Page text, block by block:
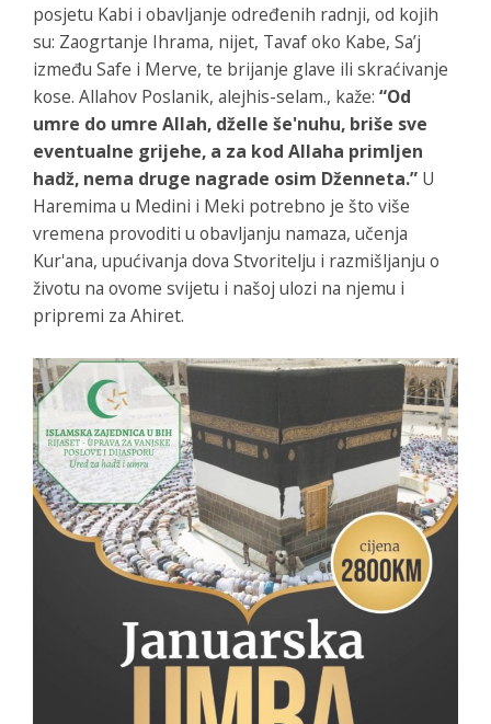
posjetu Kabi i obavljanje određenih radnji, od kojih
su: Zaogrtanje Ihrama, nijet, Tavaf oko Kabe, Sa’j
između Safe i Merve, te brijanje glave ili skraćivanje
kose. Allahov Poslanik, alejhis-selam., kaže: “Od
umre do umre Allah, dželle še'nuhu, briše sve
eventualne grijehe, a za kod Allaha primljen
hadž, nema druge nagrade osim Dženneta.” U
Haremima u Medini i Meki potrebno je što više
vremena provoditi u obavljanju namaza, učenja
Kur'ana, upućivanja dova Stvoritelju i razmišljanju o
životu na ovome svijetu i našoj ulozi na njemu i
pripremi za Ahiret.